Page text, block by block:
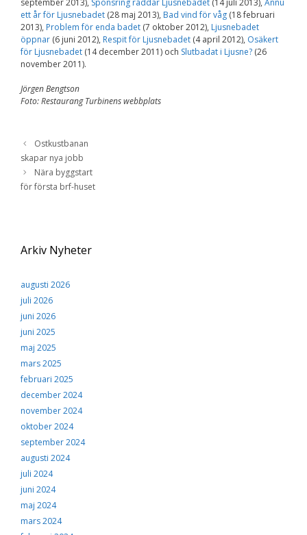
september 2013), Sponsring räddar Ljusnebadet (14 juli 2013), Ännu
ett år för Ljusnebadet (28 maj 2013), Bad vind för våg (18 februari
2013), Problem för enda badet (7 oktober 2012), Ljusnebadet
öppnar (6 juni 2012), Respit för Ljusnebadet (4 april 2012), Osäkert
för Ljusnebadet (14 december 2011) och Slutbadat i Ljusne? (26
november 2011).
Jörgen Bengtson
Foto: Restaurang Turbinens webbplats
Ostkustbanan
skapar nya jobb
Nära byggstart
för första brf-huset
Arkiv Nyheter
augusti 2026
juli 2026
juni 2026
juni 2025
maj 2025
mars 2025
februari 2025
december 2024
november 2024
oktober 2024
september 2024
augusti 2024
juli 2024
juni 2024
maj 2024
mars 2024